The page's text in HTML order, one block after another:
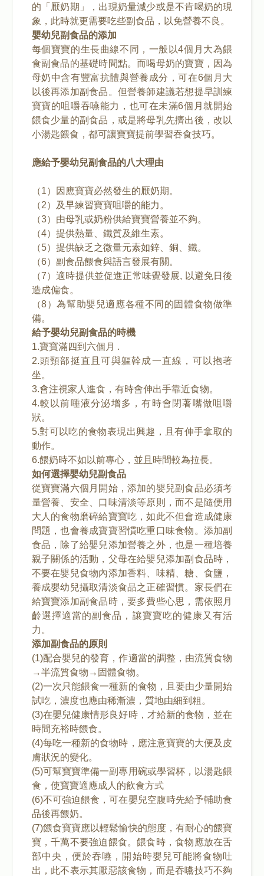
的「厭奶期」，出現奶量減少或是不肯喝奶的現
象，此時就更需要吃些副食品，以免營養不良。
嬰幼兒副食品的添加
每個寶寶的生長曲線不同，一般以4個月大為餵
食副食品的基礎時間點。而喝母奶的寶寶，因為
母奶中含有豐富抗體與營養成分，可在6個月大
以後再添加副食品。但營養師建議若想提早訓練
寶寶的咀嚼吞嚥能力，也可在未滿6個月就開始
餵食少量的副食品，或是將母乳先擠出後，改以
小湯匙餵食，都可讓寶寶提前學習吞食技巧。
應給予嬰幼兒副食品的八大理由
（1）因應寶寶必然發生的厭奶期。
（2）及早練習寶寶咀嚼的能力。
（3）由母乳或奶粉供給寶寶營養並不夠。
（4）提供熱量、鐵質及維生素。
（5）提供缺乏之微量元素如鋅、銅、鐵。
（6）副食品餵食與語言發展有關。
（7）適時提供並促進正常味覺發展, 以避免日後
造成偏食。
（8）為幫助嬰兒適應各種不同的固體食物做準
備。
給予嬰幼兒副食品的時機
1.寶寶滿四到六個月 .
2.頭頸部挺直且可與軀幹成一直線，可以抱著
坐。
3.會注視家人進食，有時會伸出手靠近食物。
4.較以前唾液分泌增多，有時會閉著嘴做咀嚼
狀。
5.對可以吃的食物表現出興趣，且有伸手拿取的
動作。
6.餵奶時不如以前專心，並且時間較為拉長。
如何選擇嬰幼兒副食品
從寶寶滿六個月開始，添加的嬰兒副食品必須考
量營養、安全、口味清淡等原則，而不是隨便用
大人的食物磨碎給寶寶吃，如此不但會造成健康
問題，也會養成寶寶習慣吃重口味食物。添加副
食品，除了給嬰兒添加營養之外，也是一種培養
親子關係的活動，父母在給嬰兒添加副食品時，
不要在嬰兒食物內添加香料、味精、糖、食鹽，
養成嬰幼兒攝取清淡食品之正確習慣。家長們在
給寶寶添加副食品時，要多費些心思，需依照月
齡選擇適當的副食品，讓寶寶吃的健康又有活
力。
添加副食品的原則
(1)配合嬰兒的發育，作適當的調整，由流質食物
→半流質食物→固體食物。
(2)一次只能餵食一種新的食物，且要由少量開始
試吃，濃度也應由稀漸濃，質地由細到粗。
(3)在嬰兒健康情形良好時，才給新的食物，並在
時間充裕時餵食。
(4)每吃一種新的食物時，應注意寶寶的大便及皮
膚狀況的變化。
(5)可幫寶寶準備一副專用碗或學習杯，以湯匙餵
食，使寶寶適應成人的飲食方式
(6)不可強迫餵食，可在嬰兒空腹時先給予輔助食
品後再餵奶。
(7)餵食寶寶應以輕鬆愉快的態度，有耐心的餵寶
寶，千萬不要強迫餵食。餵食時，食物應放在舌
部中央，便於吞嚥，開始時嬰兒可能將食物吐
出，此不表示其厭惡該食物，而是吞嚥技巧不夠